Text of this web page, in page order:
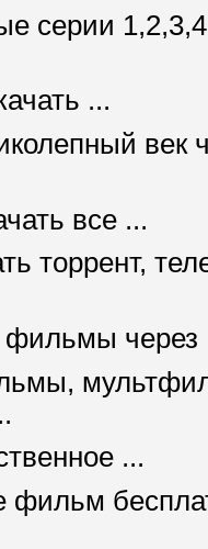
серии
...
век
все ...
торрент,
фильмы через
...
фильм